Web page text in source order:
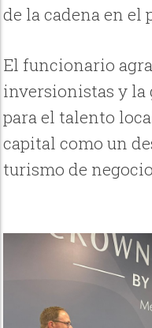
de la cadena en el
El funcionario
inversionistas y la
para el talento
capital como un
turismo de